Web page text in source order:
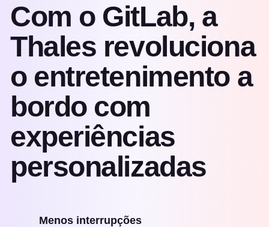
Com o GitLab, a
Thales revoluciona
o entretenimento a
bordo com
experiências
personalizadas
Menos interrupções